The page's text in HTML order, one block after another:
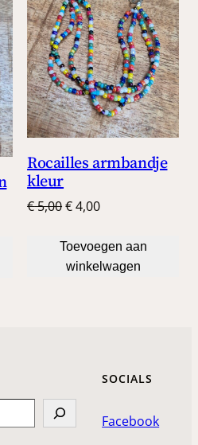
DE
Rocailles armbandje
kleur
€5,00Oorspronkelijke
was:
€ 5,00.
€4,00Huidige
is:
€ 4,00.
Toevoegen aan
winkelwagen
SOCIALS
Facebook